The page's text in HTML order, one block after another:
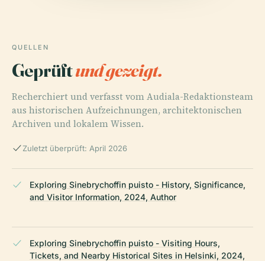
QUELLEN
Geprüftund gezeigt.
Recherchiert und verfasst vom Audiala-Redaktionsteam
aus historischen Aufzeichnungen, architektonischen
Archiven und lokalem Wissen.
Zuletzt überprüft: April 2026
Exploring Sinebrychoffin puisto - History, Significance,
and Visitor Information, 2024, Author
Exploring Sinebrychoffin puisto - Visiting Hours,
Tickets, and Nearby Historical Sites in Helsinki, 2024,